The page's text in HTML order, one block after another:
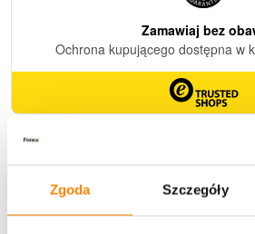
Zgoda Szczegóły
Przesyłkę nadamy już